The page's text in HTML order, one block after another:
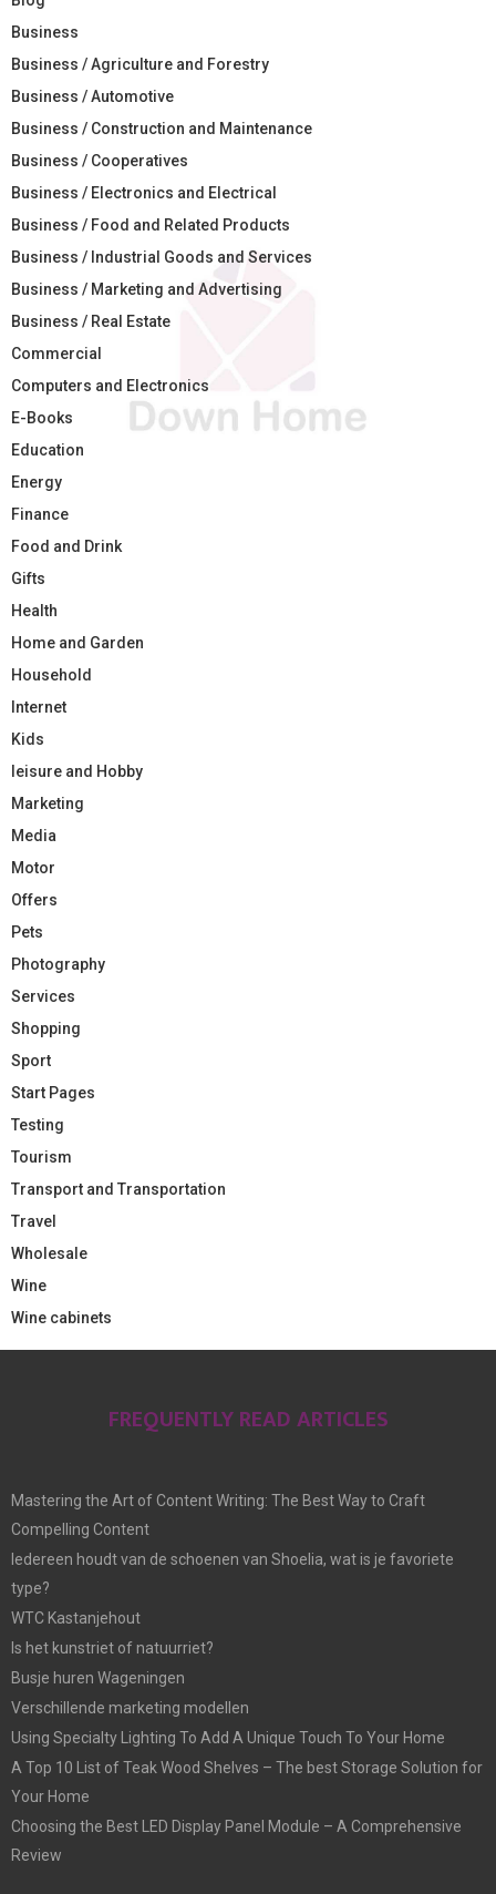
Business
Business / Agriculture and Forestry
Business / Automotive
Business / Construction and Maintenance
Business / Cooperatives
Business / Electronics and Electrical
Business / Food and Related Products
Business / Industrial Goods and Services
Business / Marketing and Advertising
Business / Real Estate
Commercial
Computers and Electronics
E-Books
Education
Energy
Finance
Food and Drink
Gifts
Health
Home and Garden
Household
Internet
Kids
leisure and Hobby
Marketing
Media
Motor
Offers
Pets
Photography
Services
Shopping
Sport
Start Pages
Testing
Tourism
Transport and Transportation
Travel
Wholesale
Wine
Wine cabinets
FREQUENTLY READ ARTICLES
Mastering the Art of Content Writing: The Best Way to Craft
Compelling Content
Iedereen houdt van de schoenen van Shoelia, wat is je favoriete
type?
WTC Kastanjehout
Is het kunstriet of natuurriet?
Busje huren Wageningen
Verschillende marketing modellen
Using Specialty Lighting To Add A Unique Touch To Your Home
A Top 10 List of Teak Wood Shelves – The best Storage Solution for
Your Home
Choosing the Best LED Display Panel Module – A Comprehensive
Review